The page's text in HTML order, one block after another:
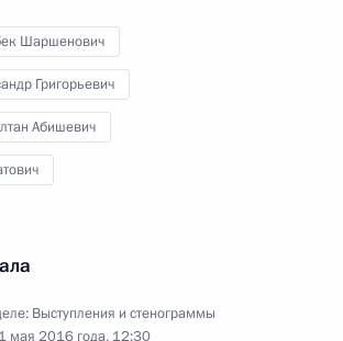
Шаршенович
Григорьевич
Абишевич
Выступления и стенограммы
мая 2016 года, 12:30